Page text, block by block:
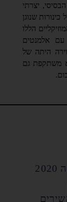
יצרתי
שנוגן
הללו
אלמנטים
היתה של
משתקפת גם